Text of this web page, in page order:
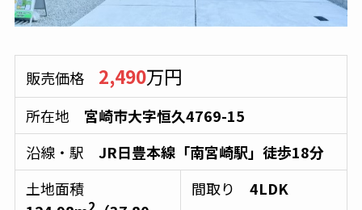
販売価格 2,490万円
所在地 宮崎市大字恒久4769-15
沿線・駅JR日豊本線「南宮崎駅」徒歩18分
土地面積
2
間取り4LDK